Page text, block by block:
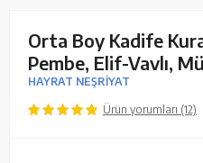
Orta Boy Kadife
Pembe, Elif-Vavlı,
HAYRAT NEŞRİYAT
Ürün yorumları (12)